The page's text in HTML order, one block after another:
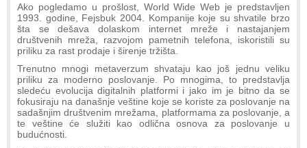
Ako pogledamo u prošlost, World Wide Web je predstavljen
1993. godine, Fejsbuk 2004. Kompanije koje su shvatile brzo
šta se dešava dolaskom internet mreže i nastajanjem
društvenih mreža, razvojom pametnih telefona, iskoristili su
priliku za rast prodaje i širenje tržišta.
Trenutno mnogi metaverzum shvataju kao još jednu veliku
priliku za moderno poslovanje. Po mnogima, to predstavlja
sledeću evolucija digitalnih platformi i jako im je bitno da se
fokusiraju na današnje veštine koje se koriste za poslovanje na
sadašnjim društvenim mrežama, platformama za poslovanje, a
te veštine će služiti kao odlična osnova za poslovanje u
budućnosti.